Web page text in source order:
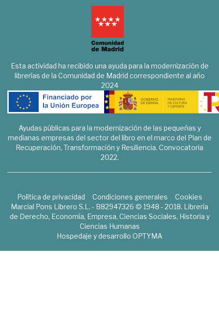
Esta actividad ha recibido una ayuda para la modernización de
librerías de la Comunidad de Madrid correspondiente al año
2024
Ayudas públicas para la modernización de las pequeñas y
medianas empresas del sector del libro en el marco del Plan de
Recuperación, Transformación y Resiliencia. Convocatoria
2022.
Política de privacidad Condiciones generales
Cookies
Marcial Pons Librero S.L. - B82947326 © 1948 - 2018. Librería
de Derecho, Economía, Empresa, Ciencias Sociales, Historia y
Ciencias Humanas
Hospedaje y desarrollo OPTYMA